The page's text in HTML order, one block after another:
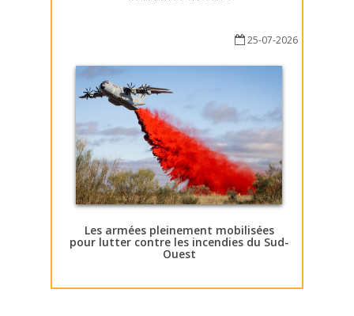
25-07-2026
Les armées pleinement mobilisées
pour lutter contre les incendies du Sud-
Ouest